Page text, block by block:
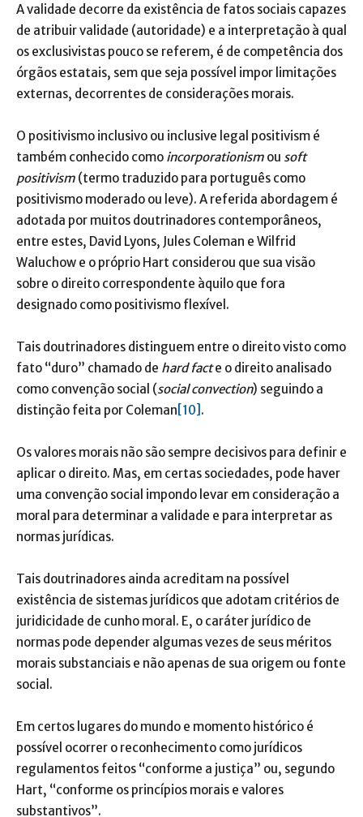
A validade decorre da existência de fatos sociais capazes
de atribuir validade (autoridade) e a interpretação à qual
os exclusivistas pouco se referem, é de competência dos
órgãos estatais, sem que seja possível impor limitações
externas, decorrentes de considerações morais.
O positivismo inclusivo ou inclusive legal positivism é
também conhecido como incorporationism ou soft
positivism (termo traduzido para português como
positivismo moderado ou leve). A referida abordagem é
adotada por muitos doutrinadores contemporâneos,
entre estes, David Lyons, Jules Coleman e Wilfrid
Waluchow e o próprio Hart considerou que sua visão
sobre o direito correspondente àquilo que fora
designado como positivismo flexível.
Tais doutrinadores distinguem entre o direito visto como
fato “duro” chamado de hard facte o direito analisado
como convenção social (social convection) seguindo a
distinção feita por Coleman [10] .
Os valores morais não são sempre decisivos para definir e
aplicar o direito. Mas, em certas sociedades, pode haver
uma convenção social impondo levar em consideração a
moral para determinar a validade e para interpretar as
normas jurídicas.
Tais doutrinadores ainda acreditam na possível
existência de sistemas jurídicos que adotam critérios de
juridicidade de cunho moral. E, o caráter jurídico de
normas pode depender algumas vezes de seus méritos
morais substanciais e não apenas de sua origem ou fonte
social.
Em certos lugares do mundo e momento histórico é
possível ocorrer o reconhecimento como jurídicos
regulamentos feitos “conforme a justiça” ou, segundo
Hart, “conforme os princípios morais e valores
substantivos”.